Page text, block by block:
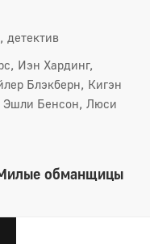
детектив
Иэн Хардинг,
Блэкберн, Кигэн
Эшли Бенсон, Люси
обманщицы